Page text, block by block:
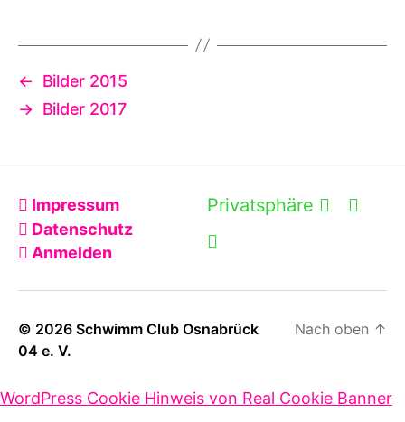
←
Bilder 2015
→ Bilder 2017
Impressum
Datenschutz
Anmelden
Privatsphäre
© 2026 Schwimm Club Osnabrück
04 e. V.
Nach oben ↑
WordPress Cookie Hinweis von Real Cookie Banner